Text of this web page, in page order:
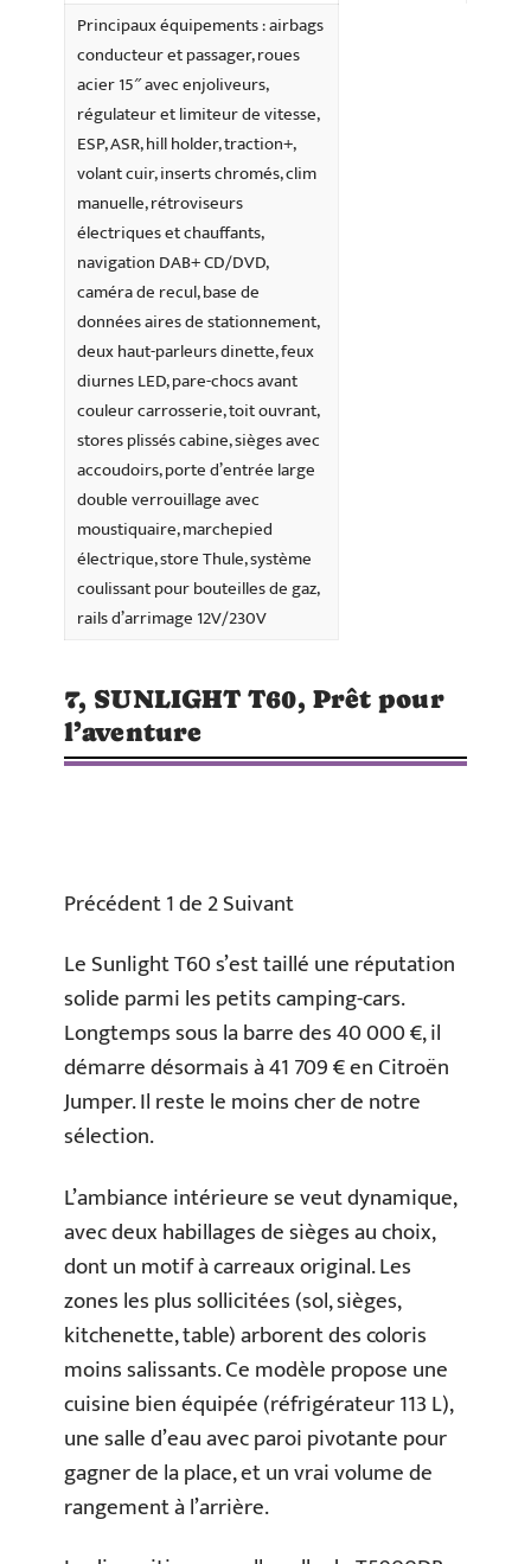
Principaux équipements : airbags
conducteur et passager, roues
acier 15″ avec enjoliveurs,
régulateur et limiteur de vitesse,
ESP, ASR, hill holder, traction+,
volant cuir, inserts chromés, clim
manuelle, rétroviseurs
électriques et chauffants,
navigation DAB+ CD/DVD,
caméra de recul, base de
données aires de stationnement,
deux haut-parleurs dinette, feux
diurnes LED, pare-chocs avant
couleur carrosserie, toit ouvrant,
stores plissés cabine, sièges avec
accoudoirs, porte d’entrée large
double verrouillage avec
moustiquaire, marchepied
électrique, store Thule, système
coulissant pour bouteilles de gaz,
rails d’arrimage 12V/230V
7, SUNLIGHT T60, Prêt pour
l’aventure
Précédent 1 de 2 Suivant
Le Sunlight T60 s’est taillé une réputation
solide parmi les petits camping-cars.
Longtemps sous la barre des 40 000 €, il
démarre désormais à 41 709 € en Citroën
Jumper. Il reste le moins cher de notre
sélection.
L’ambiance intérieure se veut dynamique,
avec deux habillages de sièges au choix,
dont un motif à carreaux original. Les
zones les plus sollicitées (sol, sièges,
kitchenette, table) arborent des coloris
moins salissants. Ce modèle propose une
cuisine bien équipée (réfrigérateur 113 L),
une salle d’eau avec paroi pivotante pour
gagner de la place, et un vrai volume de
rangement à l’arrière.